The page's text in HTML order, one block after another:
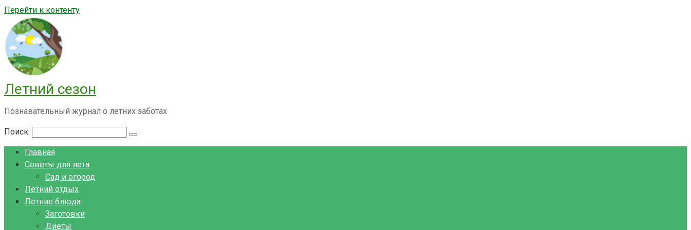
Перейти к контенту
Летний сезон
Познавательный журнал о летних заботах
Поиск:
Главная
Советы для лета
Сад и огород
Летний отдых
Летние блюда
Заготовки
Диеты